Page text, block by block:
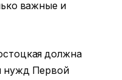
важные и
должна
нужд Первой